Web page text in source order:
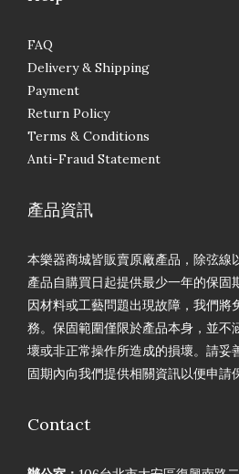
FAQ
Delivery & Shipping
Payment
Return Policy
Terms & Conditions
Anti-Fraud Statement
產品資訊
本樂器商城皆販賣原廠產品，除弦線
產品自購買日起提供最少一年的保固
因材料或工藝問題出現故障，我們將
務。保固範圍僅限於產品本身，並不
壞或非正常操作所造成的損壞。請妥
固期內向我們提供相關資訊以便申請
Contact